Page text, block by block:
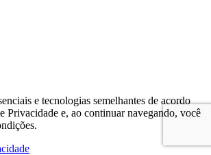
e tecnologias semelhantes de acordo
Privacidade e, ao continuar navegando, você